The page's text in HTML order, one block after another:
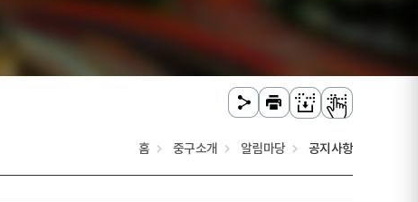
홈 중구소개 알림마당 공지사항